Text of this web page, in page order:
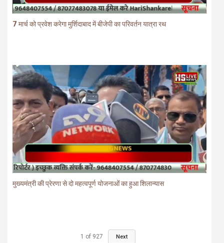
7 मार्च को प्रवेश करेगा मुर्शिदाबाद में बीजेपी का परिवर्तन यात्रा रथ
मुख्यमंत्री की प्रेरणा से दो महत्वपूर्ण योजनाओं का हुआ शिलान्यास
1 of 927 Next